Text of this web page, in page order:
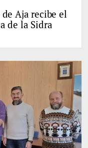
Aja recibe el
Comarca de la Sidra